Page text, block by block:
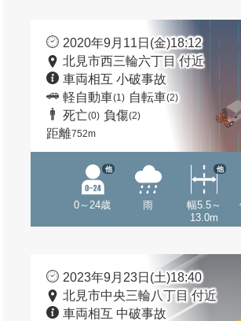
2020年9月11日(金)18:12
北見市西三輪六丁目 付近
車両相互 小破事故
軽自動車(1) 自転車(2)
死亡(0) 負傷(2)
距離752m
0～24歳
他
雨
幅5.5～
13.0m
他
2023年9月23日(土)18:40
北見市中央三輪八丁目 付近
車両相互 中破事故